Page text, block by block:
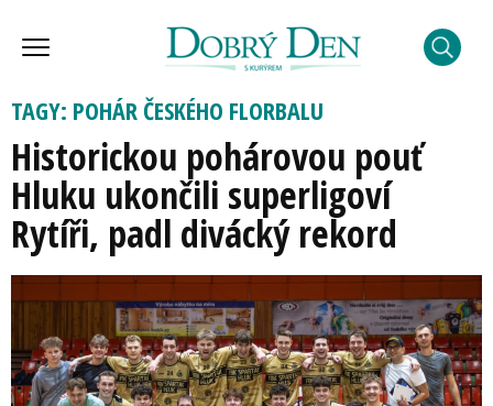
TAGY: POHÁR ČESKÉHO FLORBALU
Historickou pohárovou pouť
Hluku ukončili superligoví
Rytíři, padl divácký rekord